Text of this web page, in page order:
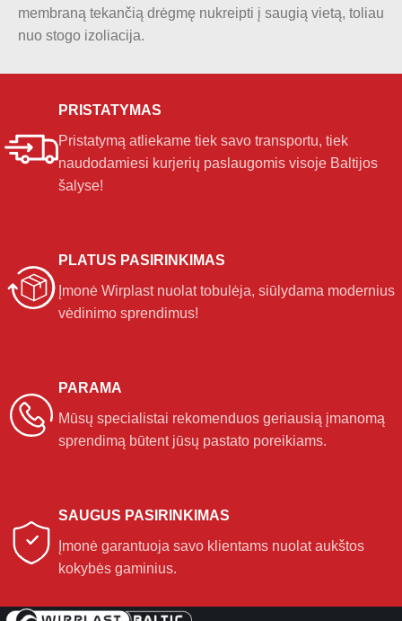
membraną tekančią drėgmę nukreipti į saugią vietą, toliau
nuo stogo izoliacija.
PRISTATYMAS
Pristatymą atliekame tiek savo transportu, tiek
naudodamiesi kurjerių paslaugomis visoje Baltijos
šalyse!
PLATUS PASIRINKIMAS
Įmonė Wirplast nuolat tobulėja, siūlydama modernius
vėdinimo sprendimus!
PARAMA
Mūsų specialistai rekomenduos geriausią įmanomą
sprendimą būtent jūsų pastato poreikiams.
SAUGUS PASIRINKIMAS
Įmonė garantuoja savo klientams nuolat aukštos
kokybės gaminius.